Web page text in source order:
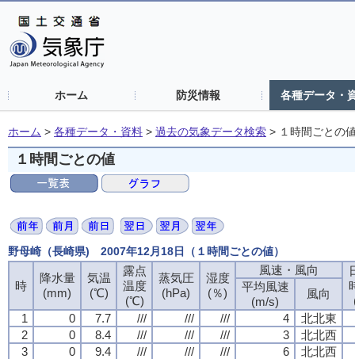
ホーム 防災情報 各種データ・
ホーム > 各種データ・資料 > 過去の気象データ検索 > １時間ごとの
１時間ごとの値
野母崎（長崎県) 2007年12月18日（１時間ごとの値）
時
降水量
(mm)
気温
(℃)
露点
温度
(℃)
蒸気圧
(hPa)
湿度
(％)
風速・風向
平均風速
(m/s)
風向
1
0 7.7 /// /// /// 4
北北東
2
0 8.4 /// /// /// 3
北北西
3
0 9.4 /// /// /// 6
北北西
時
降水量
(mm)
気温
(℃)
露点
温度
(℃)
蒸気圧
(hPa)
湿度
(％)
風速・風向
平均風速
(m/s)
風向
1
0 7.7 /// /// /// 4
北北東
2
0 8.4 /// /// /// 3
北北西
3
0 9.4 /// /// /// 6
北北西
時
降水量
(mm)
気温
(℃)
露点
温度
(℃)
蒸気圧
(hPa)
湿度
(％)
風速・風向
平均風速
(m/s)
風向
1
0 7.7 /// /// /// 4
北北東
2
0 8.4 /// /// /// 3
北北西
3
0 9.4 /// /// /// 6
北北西
時
降水量
(mm)
気温
(℃)
露点
温度
(℃)
蒸気圧
(hPa)
湿度
(％)
風速・風向
平均風速
(m/s)
風向
1
0 7.7 /// /// /// 4
北北東
2
0 8.4 /// /// /// 3
北北西
3
0 9.4 /// /// /// 6
北北西